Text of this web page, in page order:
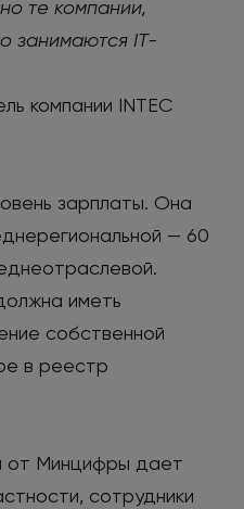
те компании,
занимаются IT-
компании INTEC
зарплаты. Она
— 60
иметь
собственной
в реестр
от Минцифры дает
сотрудники